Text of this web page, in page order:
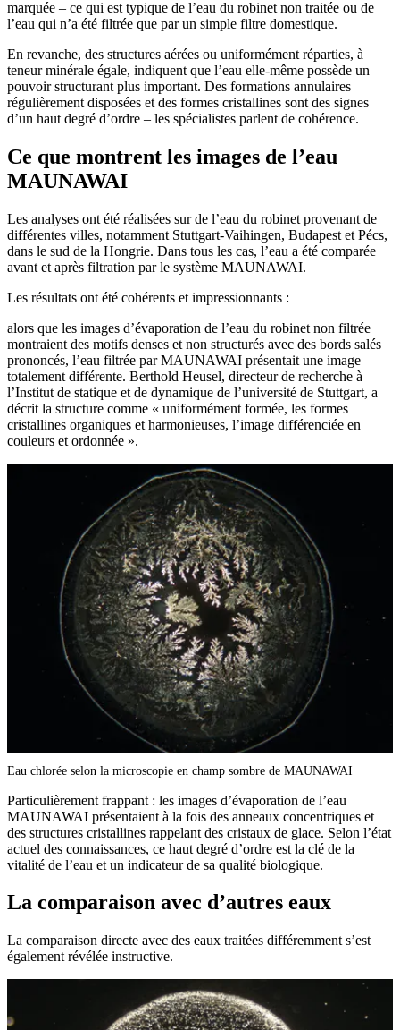
marquée – ce qui est typique de l’eau du robinet non traitée ou de
l’eau qui n’a été filtrée que par un simple filtre domestique.
En revanche, des structures aérées ou uniformément réparties, à
teneur minérale égale, indiquent que l’eau elle-même possède un
pouvoir structurant plus important. Des formations annulaires
régulièrement disposées et des formes cristallines sont des signes
d’un haut degré d’ordre – les spécialistes parlent de cohérence.
Ce que montrent les images de l’eau
MAUNAWAI
Les analyses ont été réalisées sur de l’eau du robinet provenant de
différentes villes, notamment Stuttgart-Vaihingen, Budapest et Pécs,
dans le sud de la Hongrie. Dans tous les cas, l’eau a été comparée
avant et après filtration par le système MAUNAWAI.
Les résultats ont été cohérents et impressionnants :
alors que les images d’évaporation de l’eau du robinet non filtrée
montraient des motifs denses et non structurés avec des bords salés
prononcés, l’eau filtrée par MAUNAWAI présentait une image
totalement différente. Berthold Heusel, directeur de recherche à
l’Institut de statique et de dynamique de l’université de Stuttgart, a
décrit la structure comme « uniformément formée, les formes
cristallines organiques et harmonieuses, l’image différenciée en
couleurs et ordonnée ».
Eau chlorée selon la microscopie en champ sombre de MAUNAWAI
Particulièrement frappant : les images d’évaporation de l’eau
MAUNAWAI présentaient à la fois des anneaux concentriques et
des structures cristallines rappelant des cristaux de glace. Selon l’état
actuel des connaissances, ce haut degré d’ordre est la clé de la
vitalité de l’eau et un indicateur de sa qualité biologique.
La comparaison avec d’autres eaux
La comparaison directe avec des eaux traitées différemment s’est
également révélée instructive.